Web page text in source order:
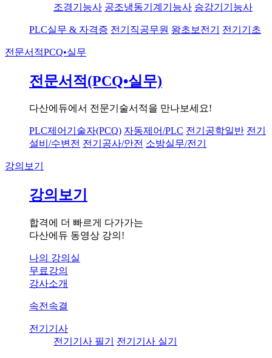
조경기능사 공조냉동기계기능사 승강기기능사
PLC실무 & 자격증 전기직공무원 왕초보전기 전기기초
전문서적PCQ•실무
전문서적(PCQ•실무)
다산에듀에서 전문기술서적을 만나보세요!
PLC제어기술자(PCQ) 자동제어/PLC 전기공학일반 전기
설비/수변전 전기공사/안전 소방실무/전기
강의보기
강의보기
합격에 더 빠르게 다가가는
다산에듀 동영상 강의!
나의 강의실
무료강의
강사소개
속전속결
전기기사
전기기사 필기
전기기사 실기